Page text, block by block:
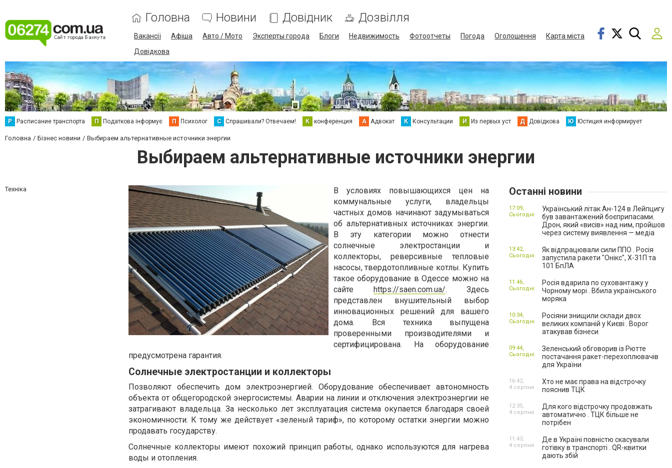
Головна Новини Довідник Дозвілля
Вакансії Афіша Авто / Мото Эксперты города Блоги Недвижимость Фотоотчеты Погода Оголошення
Карта міста
Довідкова
Р Расписание транспорта П Податкова інформує П Психолог С Спрашивали? Отвечаем! К конференция А Адвокат К Консультации И Из первых уст Д Довідкова Ю Юстиция информирует
Головна Бізнес новини Выбираем альтернативные источники энергии
Выбираем альтернативные источники энергии
Техніка
В условиях повышающихся цен на
коммунальные услуги, владельцы
частных домов начинают задумываться
об альтернативных источниках энергии.
В эту категории можно отнести
солнечные электростанции и
коллекторы, реверсивные тепловые
насосы, твердотопливные котлы. Купить
такое оборудование в Одессе можно на
сайте https://saen.com.ua/. Здесь
представлен внушительный выбор
инновационных решений для вашего
дома. Вся техника выпущена
проверенными производителями и
сертифицирована. На оборудование
предусмотрена гарантия.
Солнечные электростанции и коллекторы
Позволяют обеспечить дом электроэнергией. Оборудование обеспечивает автономность
объекта от общегородской энергосистемы. Аварии на линии и отключения электроэнергии не
затрагивают владельца. За несколько лет эксплуатация система окупается благодаря своей
экономичности. К тому же действует «зеленый тариф», по которому остатки энергии можно
продавать государству.
Солнечные коллекторы имеют похожий принцип работы, однако используются для нагрева
воды и отопления.
Останні новини
Український літак Ан-124 в Лейпцигу
був завантажений боєприпасами.
Дрон, який «висів» над ним, пройшов
через систему виявлення — медіа
17:09,
Сьогодні
Як відпрацювали сили ППО . Росія
запустила ракети "Онікс", Х-31П та
101 БпЛА
13:42,
Сьогодні
Росія вдарила по суховантажу у
Чорному морі . Вбила українського
моряка
11:46,
Сьогодні
Росіяни знищили склади двох
великих компаній у Києві . Ворог
атакував бізнеси
10:34,
Сьогодні
Зеленський обговорив із Рютте
постачання ракет-перехоплювачів
для України
09:44,
Сьогодні
Хто не має права на відстрочку
пояснив ТЦК
16:42,
4 серпня
Для кого відстрочку продовжать
автоматично . ТЦК більше не
потрібен
12:35,
4 серпня
Де в Україні повністю скасували
готівку в транспорті . QR-квитки
дають збій
11:43,
4 серпня